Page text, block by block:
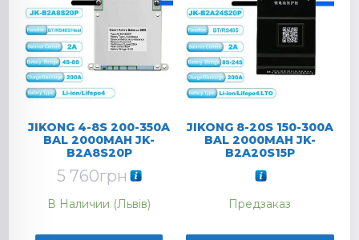
JIKONG 4-8S 200-350A
BAL 2000MAH JK-
B2A8S20P
5 760грн
В Наличии (Львів)
JIKONG 8-20S 150-300A
BAL 2000MAH JK-
B2A20S15P
Предзаказ